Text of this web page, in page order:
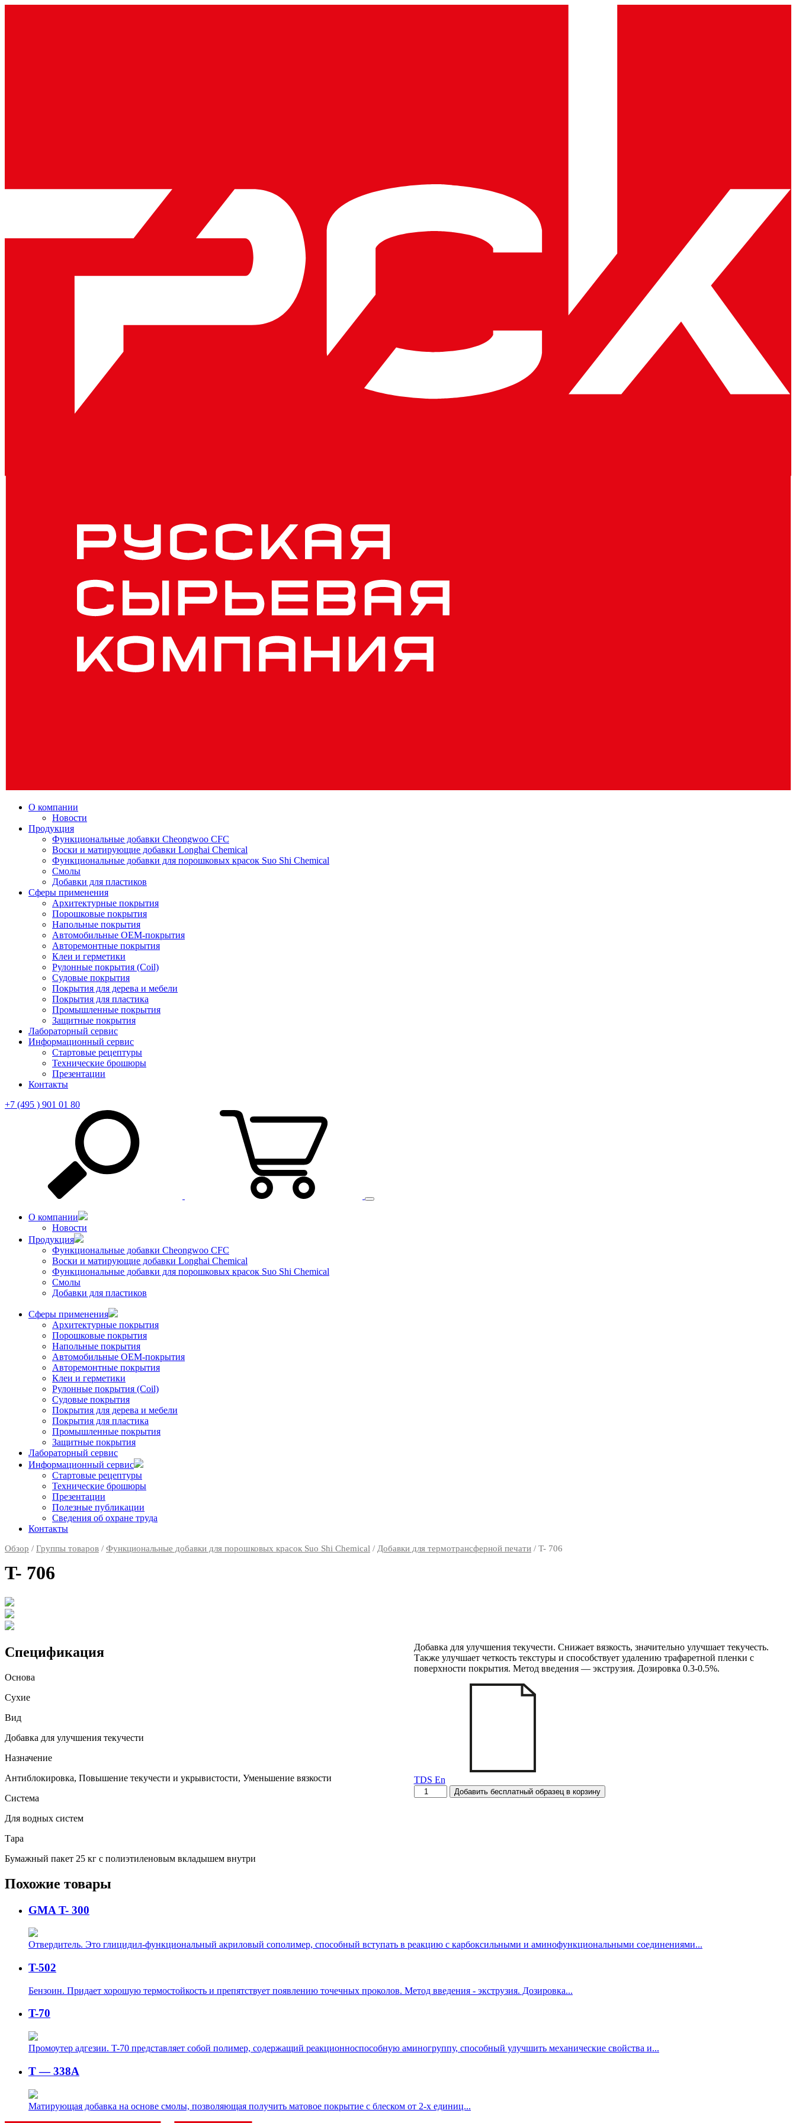
О компании
Новости
Продукция
Функциональные добавки Cheongwoo СFC
Воски и матирующие добавки Longhai Chemical
Функциональные добавки для порошковых красок Suo Shi Chemical
Смолы
Добавки для пластиков
Сферы применения
Архитектурные покрытия
Порошковые покрытия
Напольные покрытия
Автомобильные ОЕМ-покрытия
Авторемонтные покрытия
Клеи и герметики
Рулонные покрытия (Coil)
Судовые покрытия
Покрытия для дерева и мебели
Покрытия для пластика
Промышленные покрытия
Защитные покрытия
Лабораторный сервис
Информационный сервис
Стартовые рецептуры
Технические брошюры
Презентации
Контакты
+7 (495 ) 901 01 80
О компании
Новости
Продукция
Функциональные добавки Cheongwoo СFC
Воски и матирующие добавки Longhai Chemical
Функциональные добавки для порошковых красок Suo Shi Chemical
Смолы
Добавки для пластиков
Сферы применения
Архитектурные покрытия
Порошковые покрытия
Напольные покрытия
Автомобильные ОЕМ-покрытия
Авторемонтные покрытия
Клеи и герметики
Рулонные покрытия (Coil)
Судовые покрытия
Покрытия для дерева и мебели
Покрытия для пластика
Промышленные покрытия
Защитные покрытия
Лабораторный сервис
Информационный сервис
Стартовые рецептуры
Технические брошюры
Презентации
Полезные публикации
Сведения об охране труда
Контакты
Обзор / Группы товаров / Функциональные добавки для порошковых красок Suo Shi Chemical / Добавки для термотрансферной печати / T- 706
T- 706
Добавка для улучшения текучести. Снижает вязкость, значительно улучшает текучесть.
Также улучшает четкость текстуры и способствует удалению трафаретной пленки с
поверхности покрытия. Метод введения — экструзия. Дозировка 0.3-0.5%.
TDS En
Количество
товара
Добавить бесплатный образец в корзину
Спецификация
Основа
Сухие
Вид
Добавка для улучшения текучести
Назначение
Антиблокировка, Повышение текучести и укрывистости, Уменьшение вязкости
Система
Для водных систем
Тара
Бумажный пакет 25 кг с полиэтиленовым вкладышем внутри
Похожие товары
GMA T- 300
Отвердитель. Это глицидил-функциональный акриловый сополимер, способный вступать в реакцию с карбоксильными и аминофункциональными соединениями...
T-502
Бензоин. Придает хорошую термостойкость и препятствует появлению точечных проколов. Метод введения - экструзия. Дозировка...
T-70
Промоутер адгезии. T-70 представляет собой полимер, содержащий реакционноспособную аминогруппу, способный улучшить механические свойства и...
T — 338A
Матирующая добавка на основе смолы, позволяющая получить матовое покрытие с блеском от 2-х единиц...